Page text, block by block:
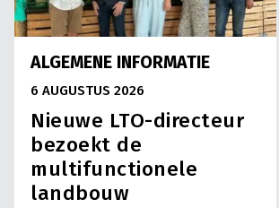
ALGEMENE INFORMATIE
6 AUGUSTUS 2026
Nieuwe LTO-directeur
bezoekt de
multifunctionele
landbouw